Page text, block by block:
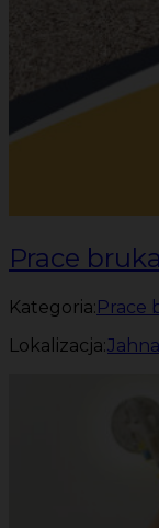
Prace
Kategoria:Prace
Lokalizacja: